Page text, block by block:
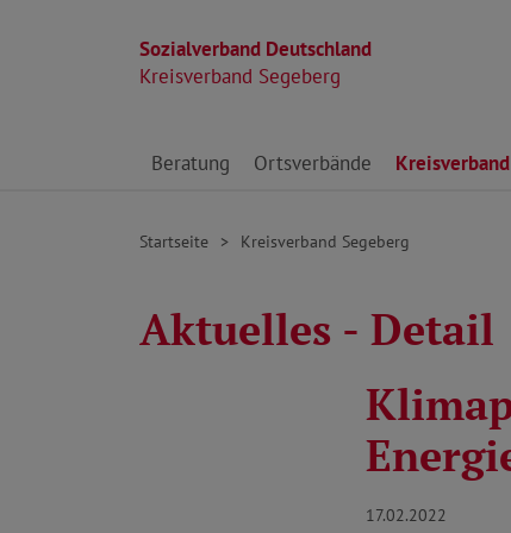
Sozialverband Deutschland
Kreisverband Segeberg
Direkt zu den Inhalten springen
Beratung Ortsverbände
Startseite Kreisverband Segeberg
Aktuelles - Detail
17.02.2022